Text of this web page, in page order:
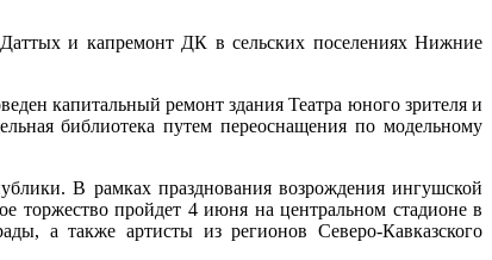
Даттых и капремонт ДК в сельских поселениях Нижние
капитальный ремонт здания Театра юного зрителя и
библиотека путем переоснащения по модельному
В рамках празднования возрождения ингушской
торжество пройдет 4 июня на центральном стадионе в
а также артисты из регионов Северо-Кавказского